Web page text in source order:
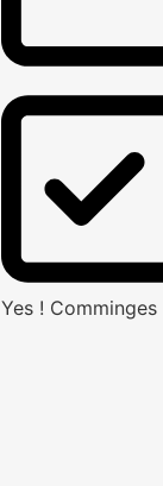
Yes ! Comminges